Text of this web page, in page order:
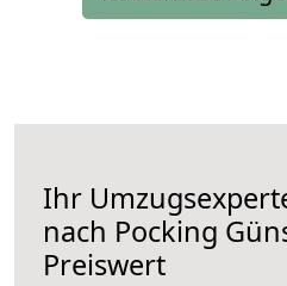
Ihr
nach Pocking
Preiswert